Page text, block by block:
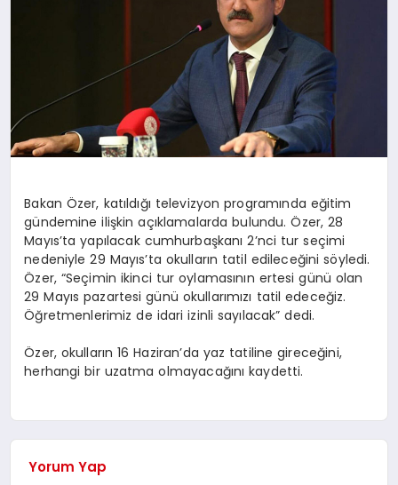
Bakan Özer, katıldığı televizyon programında eğitim
gündemine ilişkin açıklamalarda bulundu. Özer, 28
Mayıs’ta yapılacak cumhurbaşkanı 2’nci tur seçimi
nedeniyle 29 Mayıs’ta okulların tatil edileceğini söyledi.
Özer, “Seçimin ikinci tur oylamasının ertesi günü olan
29 Mayıs pazartesi günü okullarımızı tatil edeceğiz.
Öğretmenlerimiz de idari izinli sayılacak” dedi.
Özer, okulların 16 Haziran’da yaz tatiline gireceğini,
herhangi bir uzatma olmayacağını kaydetti.
Yorum Yap